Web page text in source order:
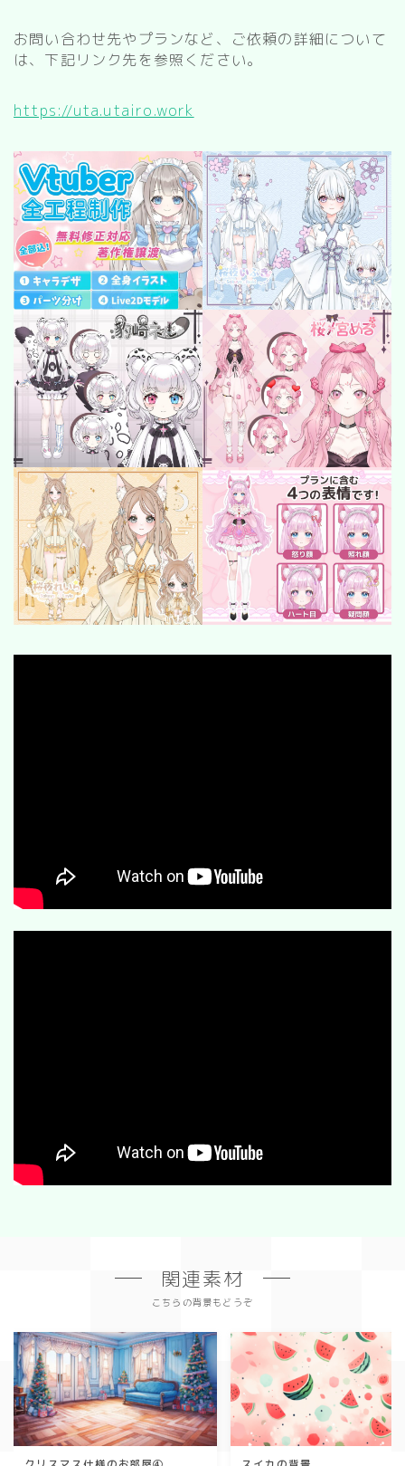
お問い合わせ先やプランなど、ご依頼の詳細について
は、下記リンク先を参照ください。
https://uta.utairo.work
関連素材
こちらの背景もどうぞ